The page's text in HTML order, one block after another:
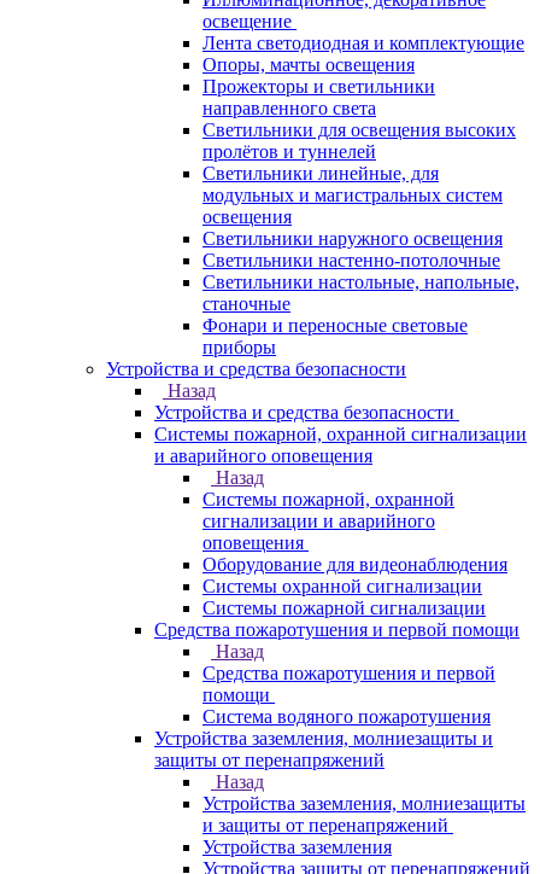
освещение
Лента светодиодная и комплектующие
Опоры, мачты освещения
Прожекторы и светильники
направленного света
Светильники для освещения высоких
пролётов и туннелей
Светильники линейные, для
модульных и магистральных систем
освещения
Светильники наружного освещения
Светильники настенно-потолочные
Светильники настольные, напольные,
станочные
Фонари и переносные световые
приборы
Устройства и средства безопасности
Назад
Устройства и средства безопасности
Системы пожарной, охранной сигнализации
и аварийного оповещения
Назад
Системы пожарной, охранной
сигнализации и аварийного
оповещения
Оборудование для видеонаблюдения
Системы охранной сигнализации
Системы пожарной сигнализации
Средства пожаротушения и первой помощи
Назад
Средства пожаротушения и первой
помощи
Система водяного пожаротушения
Устройства заземления, молниезащиты и
защиты от перенапряжений
Назад
Устройства заземления, молниезащиты
и защиты от перенапряжений
Устройства заземления
Устройства защиты от перенапряжений